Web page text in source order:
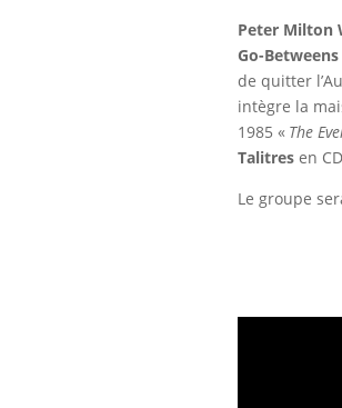
Peter Milton
Go-Betweens
de quitter
intègre la
1985 « The
Talitresen
Le groupe